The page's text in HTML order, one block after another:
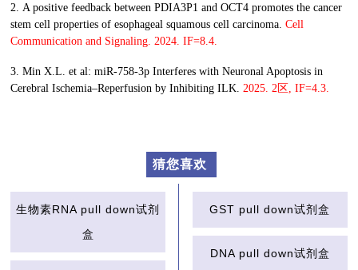
2. A positive feedback between PDIA3P1 and OCT4 promotes the cancer
stem cell properties of esophageal squamous cell carcinoma. Cell
Communication and Signaling. 2024. IF=8.4.
3. Min X.L. et al: miR-758-3p Interferes with Neuronal Apoptosis in
Cerebral Ischemia–Reperfusion by Inhibiting ILK. 2025. 2区, IF=4.3.
猜您喜欢
生物素RNA pull down试剂
盒
GST pull down试剂盒
DNA pull down试剂盒